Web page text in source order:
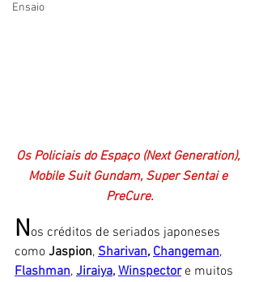
Ensaio
Os Policiais do Espaço (Next Generation),
Mobile Suit Gundam, Super Sentai e
PreCure.
Nos créditos de seriados japoneses
como Jaspion, Sharivan, Changeman,
Flashman, Jiraiya, Winspector e muitos